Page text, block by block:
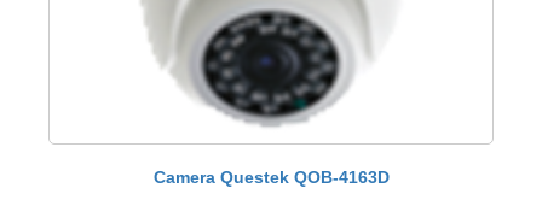
Camera Questek QOB-4163D